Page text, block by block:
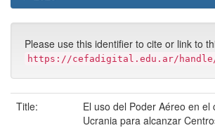
Please use this identifier to cite or link to
https://cefadigital.edu.ar/handle/
Title:
El uso del Poder Aéreo en el
Ucrania para alcanzar